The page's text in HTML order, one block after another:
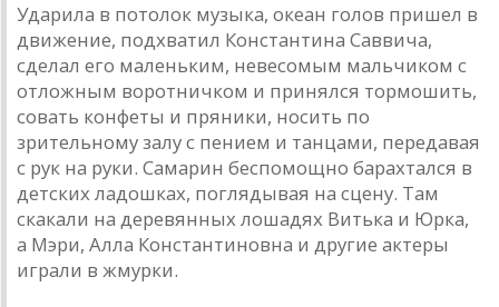
Ударила в потолок музыка, океан голов пришел в
движение, подхватил Константина Саввича,
сделал его маленьким, невесомым мальчиком с
отложным воротничком и принялся тормошить,
совать конфеты и пряники, носить по
зрительному залу с пением и танцами, передавая
с рук на руки. Самарин беспомощно барахтался в
детских ладошках, поглядывая на сцену. Там
скакали на деревянных лошадях Витька и Юрка,
а Мэри, Алла Константиновна и другие актеры
играли в жмурки.